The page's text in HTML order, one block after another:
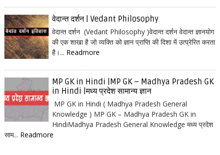
वेदान्त दर्शन | Vedant Philosophy
वेदान्त दर्शन (Vedant Philosophy )वेदान्त दर्शन वेदान्त ज्ञानयोग
की एक शाखा है जो व्यक्ति को ज्ञान प्राप्ति की दिशा में उत्प्रेरित करता
है।... Readmore
MP GK in Hindi |MP GK – Madhya Pradesh GK
in Hindi |मध्य प्रदेश सामान्य ज्ञान
MP GK in Hindi ( Madhya Pradesh General
Knowledge ) MP GK – Madhya Pradesh GK in
HindiMadhya Pradesh General Knowledge मध्य प्रदेश
साम... Readmore